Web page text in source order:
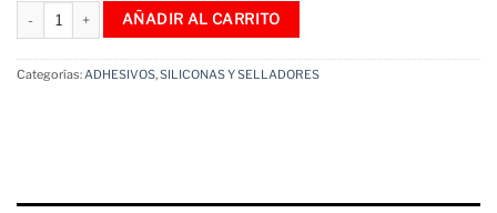
Silicona En Barra Gruesa Para Pistola Caliente 1 Kg cantidad
AÑADIR AL CARRITO
Categorías: ADHESIVOS,SILICONAS Y SELLADORES